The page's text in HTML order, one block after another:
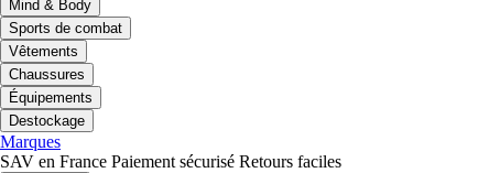
Mind & Body
Sports de combat
Vêtements
Chaussures
Équipements
Destockage
Marques
SAV en France Paiement sécurisé Retours faciles